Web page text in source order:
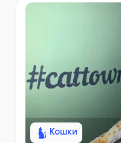
Кошки